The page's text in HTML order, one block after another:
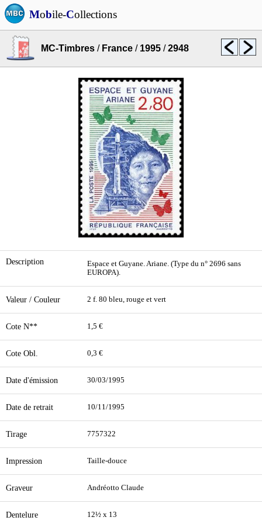
Mobile-Collections
MC-Timbres / France / 1995 /2948
Description
Espace et Guyane. Ariane. (Type du n° 2696 sans
EUROPA).
Valeur / Couleur 2 f. 80 bleu, rouge et vert
Cote N** 1,5 €
Cote Obl. 0,3 €
Date d'émission 30/03/1995
Date de retrait 10/11/1995
Tirage 7757322
Impression Taille-douce
Graveur Andréotto Claude
Dentelure 12½ x 13